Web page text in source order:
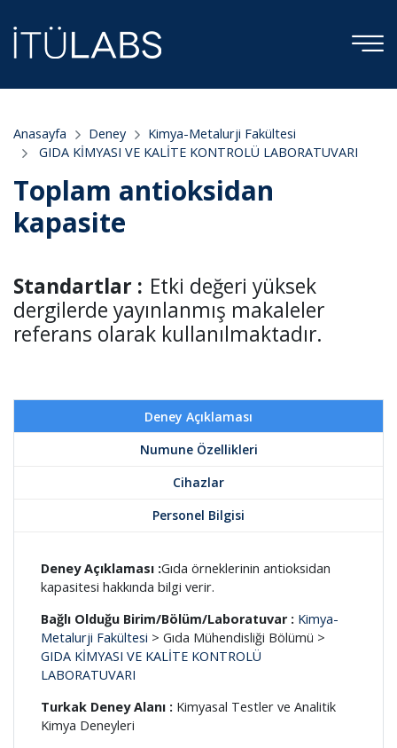
Anasayfa Deney
Kimya-Metalurji Fakültesi
GIDA KİMYASI VE KALİTE KONTROLÜ LABORATUVARI
Toplam antioksidan
kapasite
Standartlar : Etki değeri yüksek
dergilerde yayınlanmış makaleler
referans olarak kullanılmaktadır.
Deney Açıklaması
Numune Özellikleri
Cihazlar
Personel Bilgisi
Deney Açıklaması :Gıda örneklerinin antioksidan
kapasitesi hakkında bilgi verir.
Bağlı Olduğu Birim/Bölüm/Laboratuvar : Kimya-
Metalurji Fakültesi > Gıda Mühendisliği Bölümü >
GIDA KİMYASI VE KALİTE KONTROLÜ
LABORATUVARI
Turkak Deney Alanı : Kimyasal Testler ve Analitik
Kimya Deneyleri